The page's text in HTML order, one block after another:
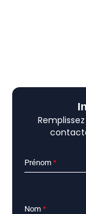
Prénom *
Nom *